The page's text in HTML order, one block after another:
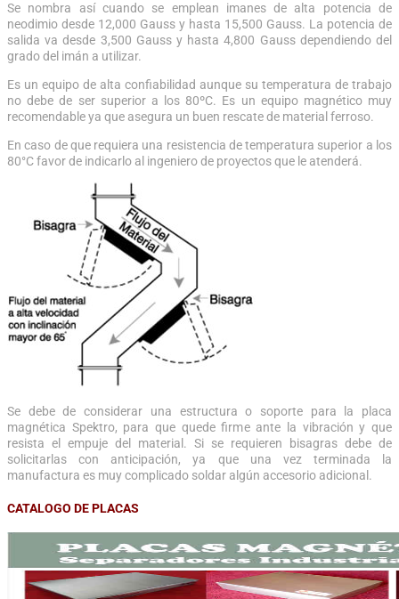
Se nombra así cuando se emplean imanes de alta potencia de
neodimio desde 12,000 Gauss y hasta 15,500 Gauss. La potencia de
salida va desde 3,500 Gauss y hasta 4,800 Gauss dependiendo del
grado del imán a utilizar.
Es un equipo de alta confiabilidad aunque su temperatura de trabajo
no debe de ser superior a los 80ºC. Es un equipo magnético muy
recomendable ya que asegura un buen rescate de material ferroso.
En caso de que requiera una resistencia de temperatura superior a los
80°C favor de indicarlo al ingeniero de proyectos que le atenderá.
Se debe de considerar una estructura o soporte para la placa
magnética Spektro, para que quede firme ante la vibración y que
resista el empuje del material. Si se requieren bisagras debe de
solicitarlas con anticipación, ya que una vez terminada la
manufactura es muy complicado soldar algún accesorio adicional.
CATALOGO DE PLACAS